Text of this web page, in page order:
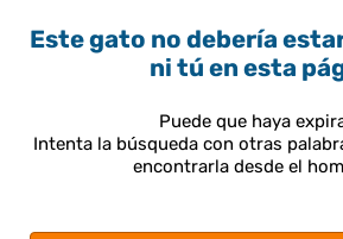
Este gato no debería
ni tú en esta
Puede que haya
Intenta la búsqueda con otras
encontrarla desde el